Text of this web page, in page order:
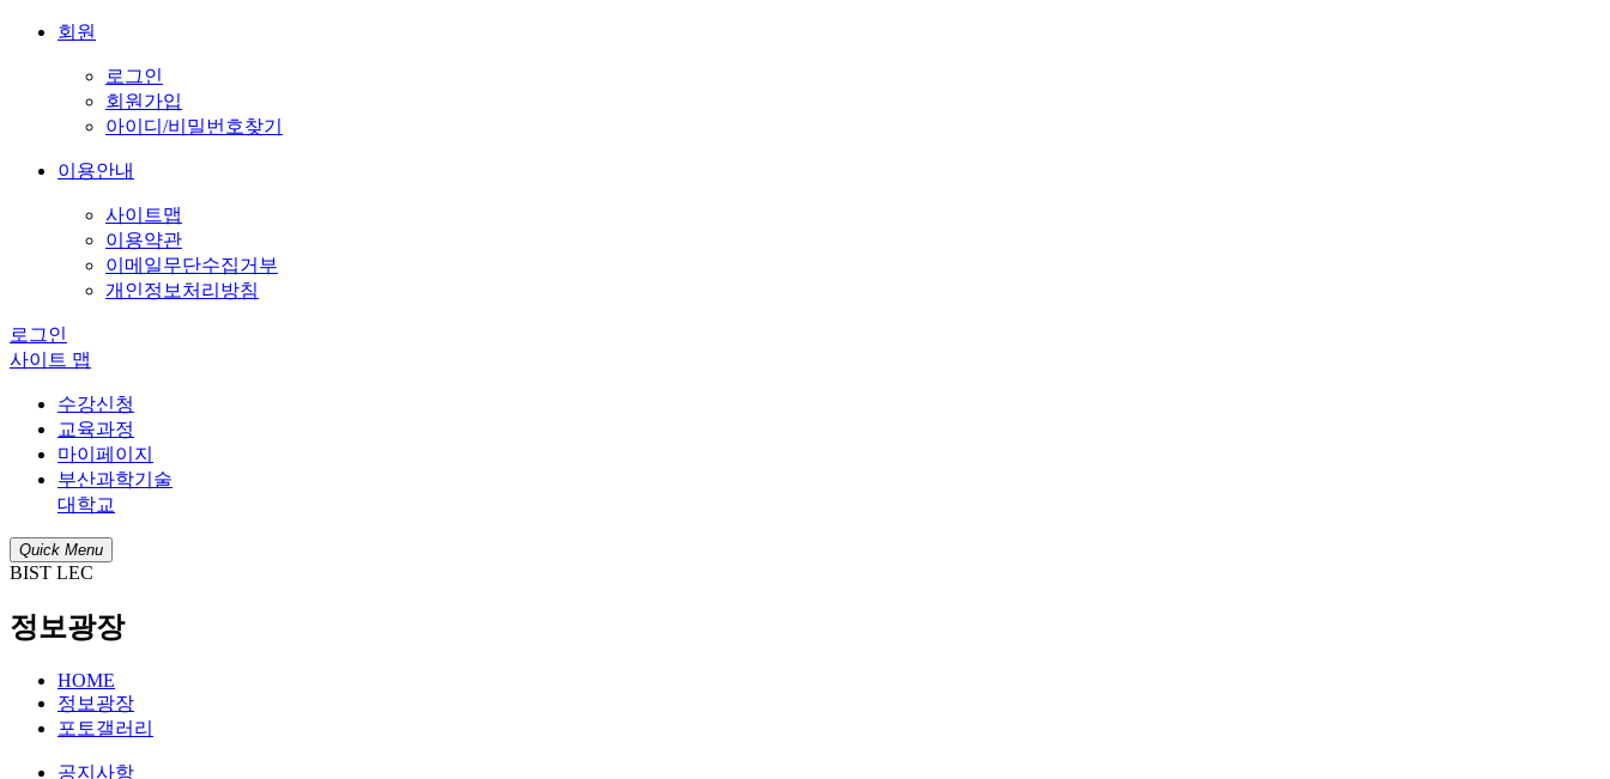
회원
로그인
회원가입
아이디/비밀번호찾기
이용안내
사이트맵
이용약관
이메일무단수집거부
개인정보처리방침
로그인
사이트 맵
수강신청
교육과정
마이페이지
부산과학기술
대학교
Quick Menu
BIST LEC
정보광장
HOME
정보광장
포토갤러리
공지사항